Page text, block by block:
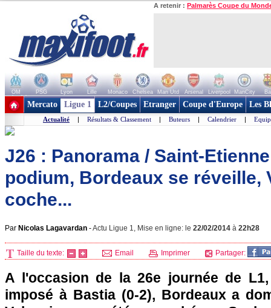
A retenir : Palmarès Coupe du
OM PSG Lyon Lille Monaco Chelsea Man Utd Arsenal Liverpool ManCity
+ de clubs
Mercato Ligue 1 L2/Coupes Etranger Coupe d'Europe Les
Actualité | Résultats & Classement | Buteurs | Calendrier |
J26 : Panorama / Saint-
podium, Bordeaux se réveille,
coche...
Par Nicolas Lagavardan -Actu Ligue 1, Mise en ligne: le 22/02/2014 à 22h28
Taille du texte: Email Imprimer Partager:
A l'occasion de la 26e journée de
imposé à Bastia(0-2), Bordeauxa